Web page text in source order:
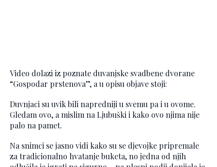
Video dolazi iz poznate duvanjske svadbene dvorane
“Gospodar prstenova”, a u opisu objave stoji:
Duvnjaci su uvik bili napredniji u svemu pa i u ovome.
Gledam ovo, a mislim na Ljubuški i kako ovo njima nije
palo na pamet.
Na snimci se jasno vidi kako su se djevojke pripremale
za tradicionalno hvatanje buketa, no jedna od njih